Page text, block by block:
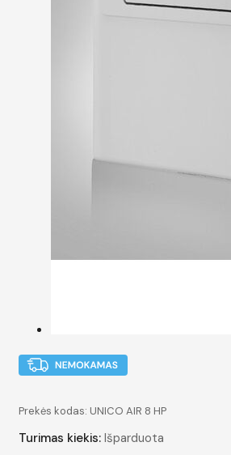
Prekės kodas: UNICO AIR 8 HP
Turimas kiekis: Išparduota